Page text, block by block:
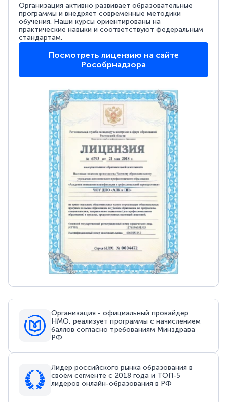
Организация активно развивает образовательные
программы и внедряет современные методики
обучения. Наши курсы ориентированы на
практические навыки и соответствуют федеральным
стандартам.
Посмотреть лицензию на сайте
Рособрнадзора
Организация - официальный провайдер
НМО, реализует программы с начислением
баллов согласно требованиям Минздрава
РФ
Лидер российского рынка образования в
своём сегменте с 2018 года и ТОП-5
лидеров онлайн-образования в РФ